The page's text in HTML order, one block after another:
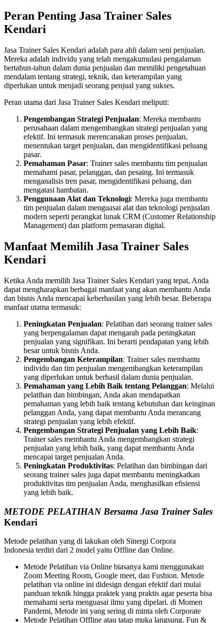
Peran Penting Jasa Trainer Sales
Kendari
Jasa Trainer Sales Kendari adalah para ahli dalam seni penjualan.
Mereka adalah individu yang telah mengakumulasi pengalaman
bertahun-tahun dalam dunia penjualan dan memiliki pengetahuan
mendalam tentang strategi, teknik, dan keterampilan yang
diperlukan untuk menjadi seorang penjual yang sukses.
Peran utama dari Jasa Trainer Sales Kendari meliputi:
Pengembangan Strategi Penjualan: Mereka membantu
perusahaan dalam mengembangkan strategi penjualan yang
efektif. Ini termasuk merencanakan proses penjualan,
menentukan target penjualan, dan mengidentifikasi peluang
pasar.
Pemahaman Pasar: Trainer sales membantu tim penjualan
memahami pasar, pelanggan, dan pesaing. Ini termasuk
menganalisis tren pasar, mengidentifikasi peluang, dan
mengatasi hambatan.
Penggunaan Alat dan Teknologi: Mereka juga membantu
tim penjualan dalam menguasai alat dan teknologi penjualan
modern seperti perangkat lunak CRM (Customer Relationship
Management) dan platform pemasaran digital.
Manfaat Memilih Jasa Trainer Sales
Kendari
Ketika Anda memilih Jasa Trainer Sales Kendari yang tepat, Anda
dapat mengharapkan berbagai manfaat yang akan membantu Anda
dan bisnis Anda mencapai keberhasilan yang lebih besar. Beberapa
manfaat utama termasuk:
Peningkatan Penjualan: Pelatihan dari seorang trainer sales
yang berpengalaman dapat mengarah pada peningkatan
penjualan yang signifikan. Ini berarti pendapatan yang lebih
besar untuk bisnis Anda.
Pengembangan Keterampilan: Trainer sales membantu
individu dan tim penjualan mengembangkan keterampilan
yang diperlukan untuk berhasil dalam dunia penjualan.
Pemahaman yang Lebih Baik tentang Pelanggan: Melalui
pelatihan dan bimbingan, Anda akan mendapatkan
pemahaman yang lebih baik tentang kebutuhan dan keinginan
pelanggan Anda, yang dapat membantu Anda merancang
strategi penjualan yang lebih efektif.
Pengembangan Strategi Penjualan yang Lebih Baik:
Trainer sales membantu Anda mengembangkan strategi
penjualan yang lebih baik, yang dapat membantu Anda
mencapai target penjualan Anda.
Peningkatan Produktivitas: Pelatihan dan bimbingan dari
seorang trainer sales juga dapat membantu meningkatkan
produktivitas tim penjualan Anda, menghasilkan efisiensi
yang lebih baik.
METODE PELATIHAN Bersama Jasa Trainer Sales
Kendari
Metode pelatihan yang di lakukan oleh Sinergi Corpora
Indonesia terdiri dari 2 model yaitu Offline dan Online.
Metode Pelatihan via Online biasanya kami menggunakan
Zoom Meeting Room, Google meet, dan Fushion. Metode
pelatihan via online ini didesign dengan efektif dari mulai
panduan teknik hingga praktek yang praktis agar peserta bisa
memahami serta menguasai ilmu yang dipelari. di Momen
Pandemi, Metode ini yang sering di minta oleh Corporate
Metode Pelatihan Offline atau tatap muka langsung. Fun &